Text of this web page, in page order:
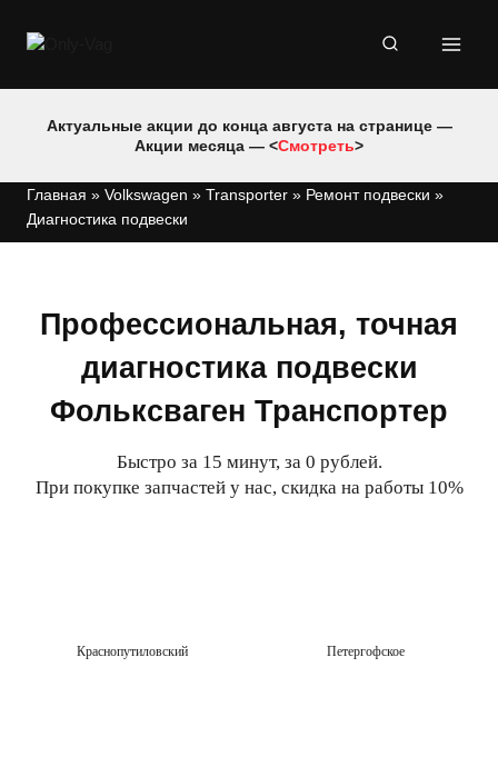
Актуальные акции до конца августа на странице —
Акции месяца — <Смотреть>
Главная » Volkswagen » Transporter » Ремонт подвески »
Диагностика подвески
Профессиональная, точная
диагностика подвески
Фольксваген Транспортер
Быстро за 15 минут, за 0 рублей.
При покупке запчастей у нас, скидка на работы 10%
Краснопутиловский Петергофское